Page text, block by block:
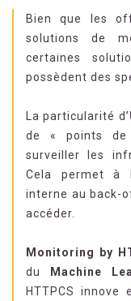
Bien que les
solutions de
certaines
possèdent des
La particularité d’
de « points de
surveiller les
Cela permet à
interne au back-
accéder.
Monitoring by
du
Machine
HTTPCS